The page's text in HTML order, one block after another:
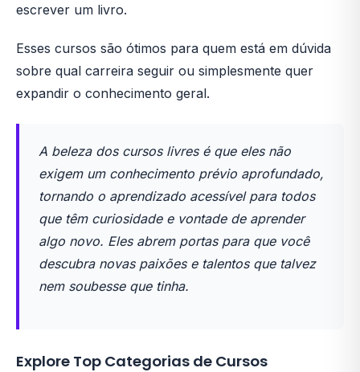
escrever um livro.
Esses cursos são ótimos para quem está em dúvida
sobre qual carreira seguir ou simplesmente quer
expandir o conhecimento geral.
A beleza dos cursos livres é que eles não
exigem um conhecimento prévio aprofundado,
tornando o aprendizado acessível para todos
que têm curiosidade e vontade de aprender
algo novo. Eles abrem portas para que você
descubra novas paixões e talentos que talvez
nem soubesse que tinha.
Explore Top Categorias de Cursos